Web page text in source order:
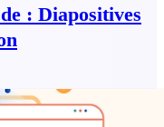
: Diapositives